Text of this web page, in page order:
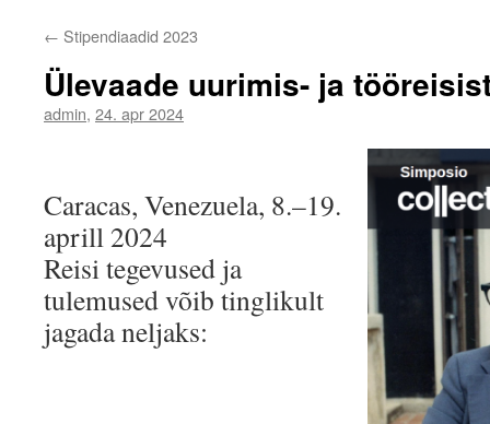
← Stipendiaadid 2023
Ülevaade uurimis- ja
admin, 24. apr 2024
Caracas, Venezuela, 8.–19.
aprill 2024
Reisi tegevused ja
tulemused võib tinglikult
jagada neljaks: